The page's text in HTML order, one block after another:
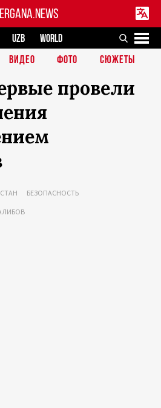
UZB
WORLD
ВИДЕО ФОТО СЮЖЕТЫ
провели
БЕЗОПАСНОСТЬ